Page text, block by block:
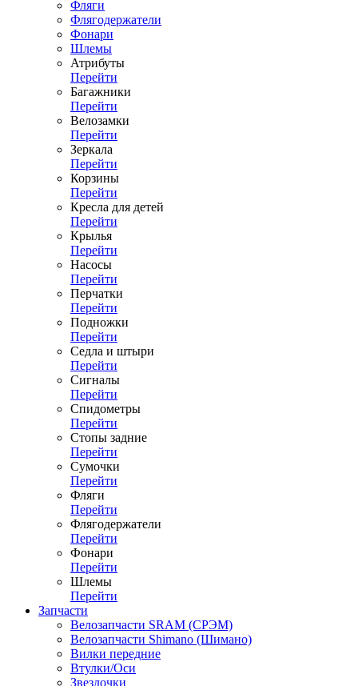
Фляги
Флягодержатели
Фонари
Шлемы
Атрибуты
Перейти
Багажники
Перейти
Велозамки
Перейти
Зеркала
Перейти
Корзины
Перейти
Кресла для детей
Перейти
Крылья
Перейти
Насосы
Перейти
Перчатки
Перейти
Подножки
Перейти
Седла и штыри
Перейти
Сигналы
Перейти
Спидометры
Перейти
Стопы задние
Перейти
Сумочки
Перейти
Фляги
Перейти
Флягодержатели
Перейти
Фонари
Перейти
Шлемы
Перейти
Запчасти
Велозапчасти SRAM (СРЭМ)
Велозапчасти Shimano (Шимано)
Вилки передние
Втулки/Оси
Звездочки